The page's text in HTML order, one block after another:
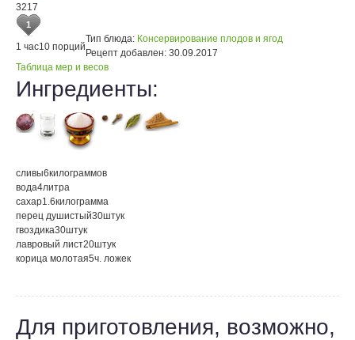
3217
1
1 час10 порций
Тип блюда: Консервирование плодов и ягод
Рецепт добавлен: 30.09.2017
Таблица мер и весов
Ингредиенты:
сливы6килограммов
вода4литра
сахар1.6килограмма
перец душистый30штук
гвоздика30штук
лавровый лист20штук
корица молотая5ч. ложек
Для приготовления, возможно,